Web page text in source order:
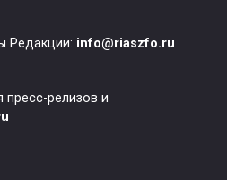
Редакции: info@riaszfo.ru
релизов и